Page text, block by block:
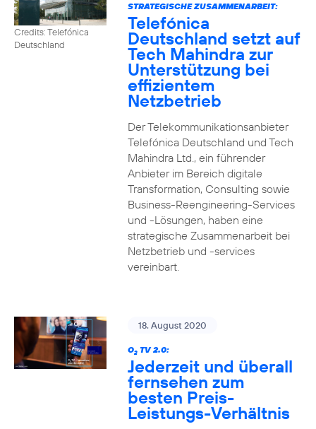
Credits: Telefónica
Deutschland
STRATEGISCHE ZUSAMMENARBEIT:
Telefónica
Deutschland setzt auf
Tech Mahindra zur
Unterstützung bei
effizientem
Netzbetrieb
Der Telekommunikationsanbieter
Telefónica Deutschland und Tech
Mahindra Ltd., ein führender
Anbieter im Bereich digitale
Transformation, Consulting sowie
Business-Reengineering-Services
und -Lösungen, haben eine
strategische Zusammenarbeit bei
Netzbetrieb und -services
vereinbart.
18. August 2020
O2TV 2.0:
Jederzeit und überall
fernsehen zum
besten Preis-
Leistungs-Verhältnis